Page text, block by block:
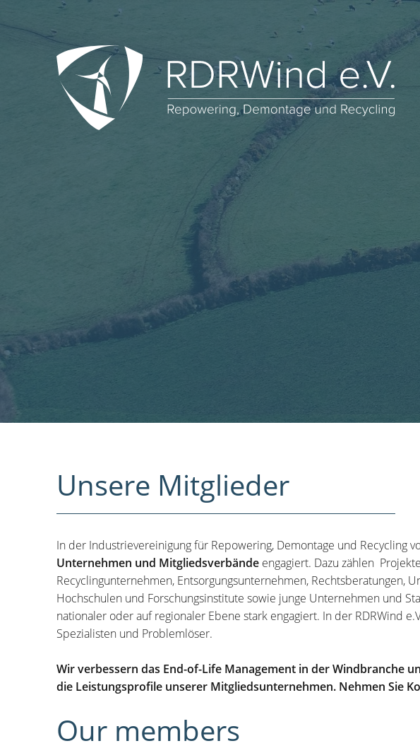
Unsere Mitglieder
In der Industrievereinigung für Repowering, Demontage und Recycling
Unternehmen und Mitgliedsverbände engagiert. Dazu zählen
Recyclingunternehmen, Entsorgungsunternehmen, Rechtsberatungen,
Hochschulen und Forschungsinstitute sowie junge Unternehmen und
nationaler oder auf regionaler Ebene stark engagiert. In der RDRWind
Spezialisten und Problemlöser.
Wir verbessern das End-of-Life Management in der Windbranche
die Leistungsprofile unserer Mitgliedsunternehmen. Nehmen Sie
Our members